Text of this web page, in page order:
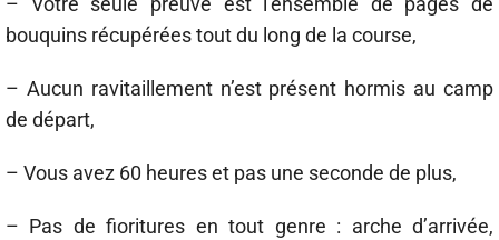
bouquins récupérées tout du long de la course,
– Aucun ravitaillement n’est présent hormis au camp
de départ,
– Vous avez 60 heures et pas une seconde de plus,
– Pas de fioritures en tout genre : arche d’arrivée,